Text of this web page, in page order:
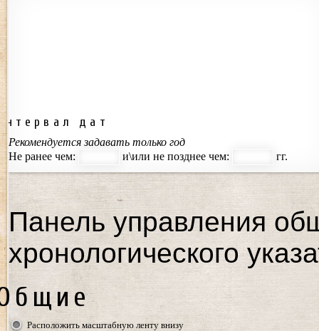
дат
Рекомендуется задавать только год
Не ранее чем:
и\или не позднее чем: гг.
Панель управления
хронологического
Расположить масштабную ленту внизу